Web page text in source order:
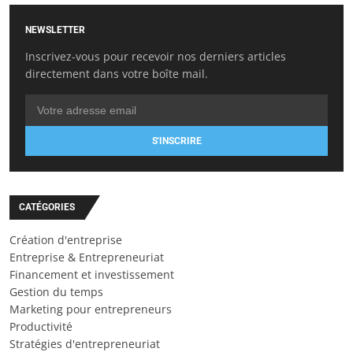
NEWSLETTER
Inscrivez-vous pour recevoir nos derniers articles
directement dans votre boîte mail.
S'INSCRIRE
CATÉGORIES
Création d'entreprise
Entreprise & Entrepreneuriat
Financement et investissement
Gestion du temps
Marketing pour entrepreneurs
Productivité
Stratégies d'entrepreneuriat